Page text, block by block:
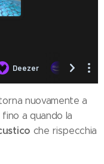
nuovamente a
a quando la
che rispecchia